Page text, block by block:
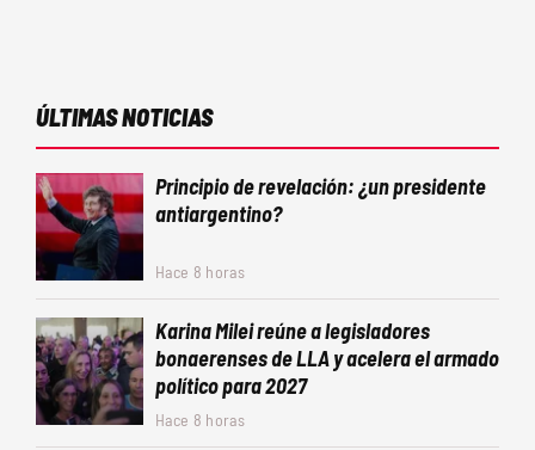
ÚLTIMAS NOTICIAS
Principio de revelación: ¿un presidente
antiargentino?
Hace 8 horas
Karina Milei reúne a legisladores
bonaerenses de LLA y acelera el armado
político para 2027
Hace 8 horas